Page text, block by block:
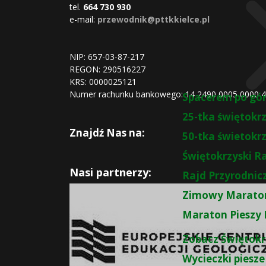
Spacerem po
25-tka
50-tka
Świętokrzyski
Rajd
Zimowy
Maraton Pieszy
Zobacz
Wycieczki piesze
tel. 664 730 930
e-mail: przewodnik@pttkkielce.pl
NIP: 657-03-87-217
REGON: 290516227
KRS: 0000025121
Numer rachunku bankowego: 14 2490 0005 0000
Znajdź Nas na:
Nasi partnerzy: